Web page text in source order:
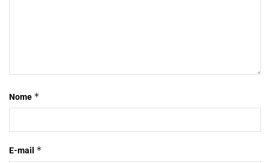
Nome *
E-mail *